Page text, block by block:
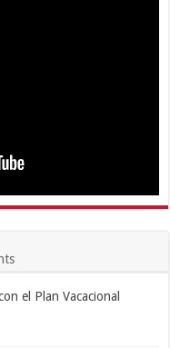
el Plan Vacacional